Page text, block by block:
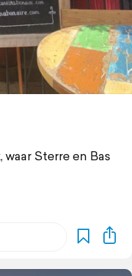
Sterre en Bas